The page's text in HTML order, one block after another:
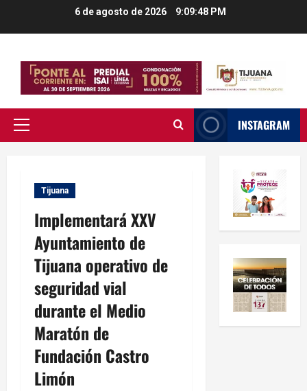
6 de agosto de 2026 9:09:48 PM
Menú
INSTAGRAM
Tijuana
Implementará XXV
Ayuntamiento de
Tijuana operativo de
seguridad vial
durante el Medio
Maratón de
Fundación Castro
Limón